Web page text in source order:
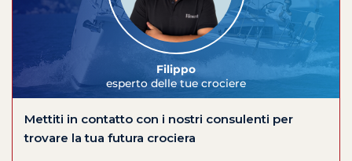
Filippo
esperto delle tue crociere
Mettiti in contatto con i nostri consulenti per
trovare la tua futura crociera